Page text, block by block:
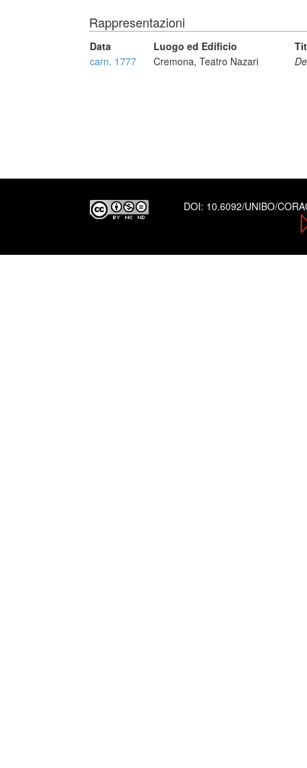
Rappresentazioni
Data Luogo ed Edificio
carn. 1777
Cremona, Teatro Nazari
DOI: 10.6092/UNIBO/